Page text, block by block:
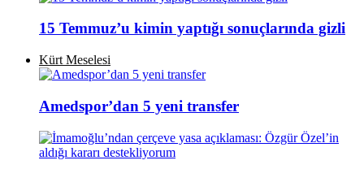
15 Temmuz’u kimin yaptığı sonuçlarında gizli
Kürt Meselesi
Amedspor’dan 5 yeni transfer